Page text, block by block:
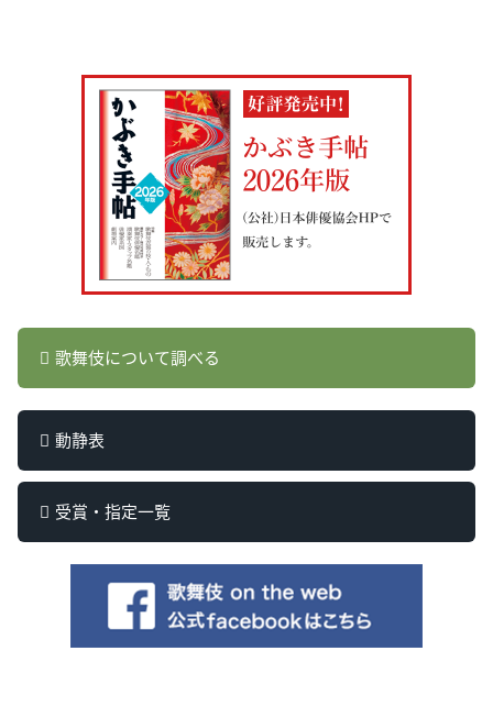
歌舞伎について調べる
動静表
受賞・指定一覧